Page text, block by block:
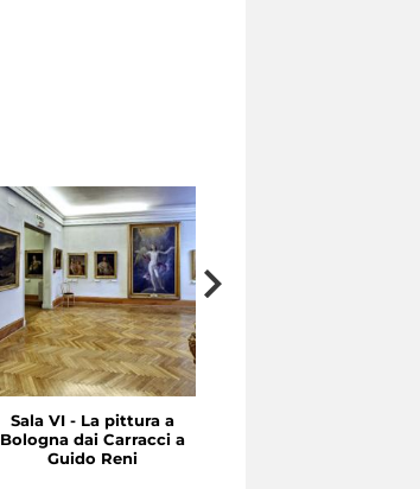
Sala VI - La pittura a
Bologna dai Carracci a
Guido Reni